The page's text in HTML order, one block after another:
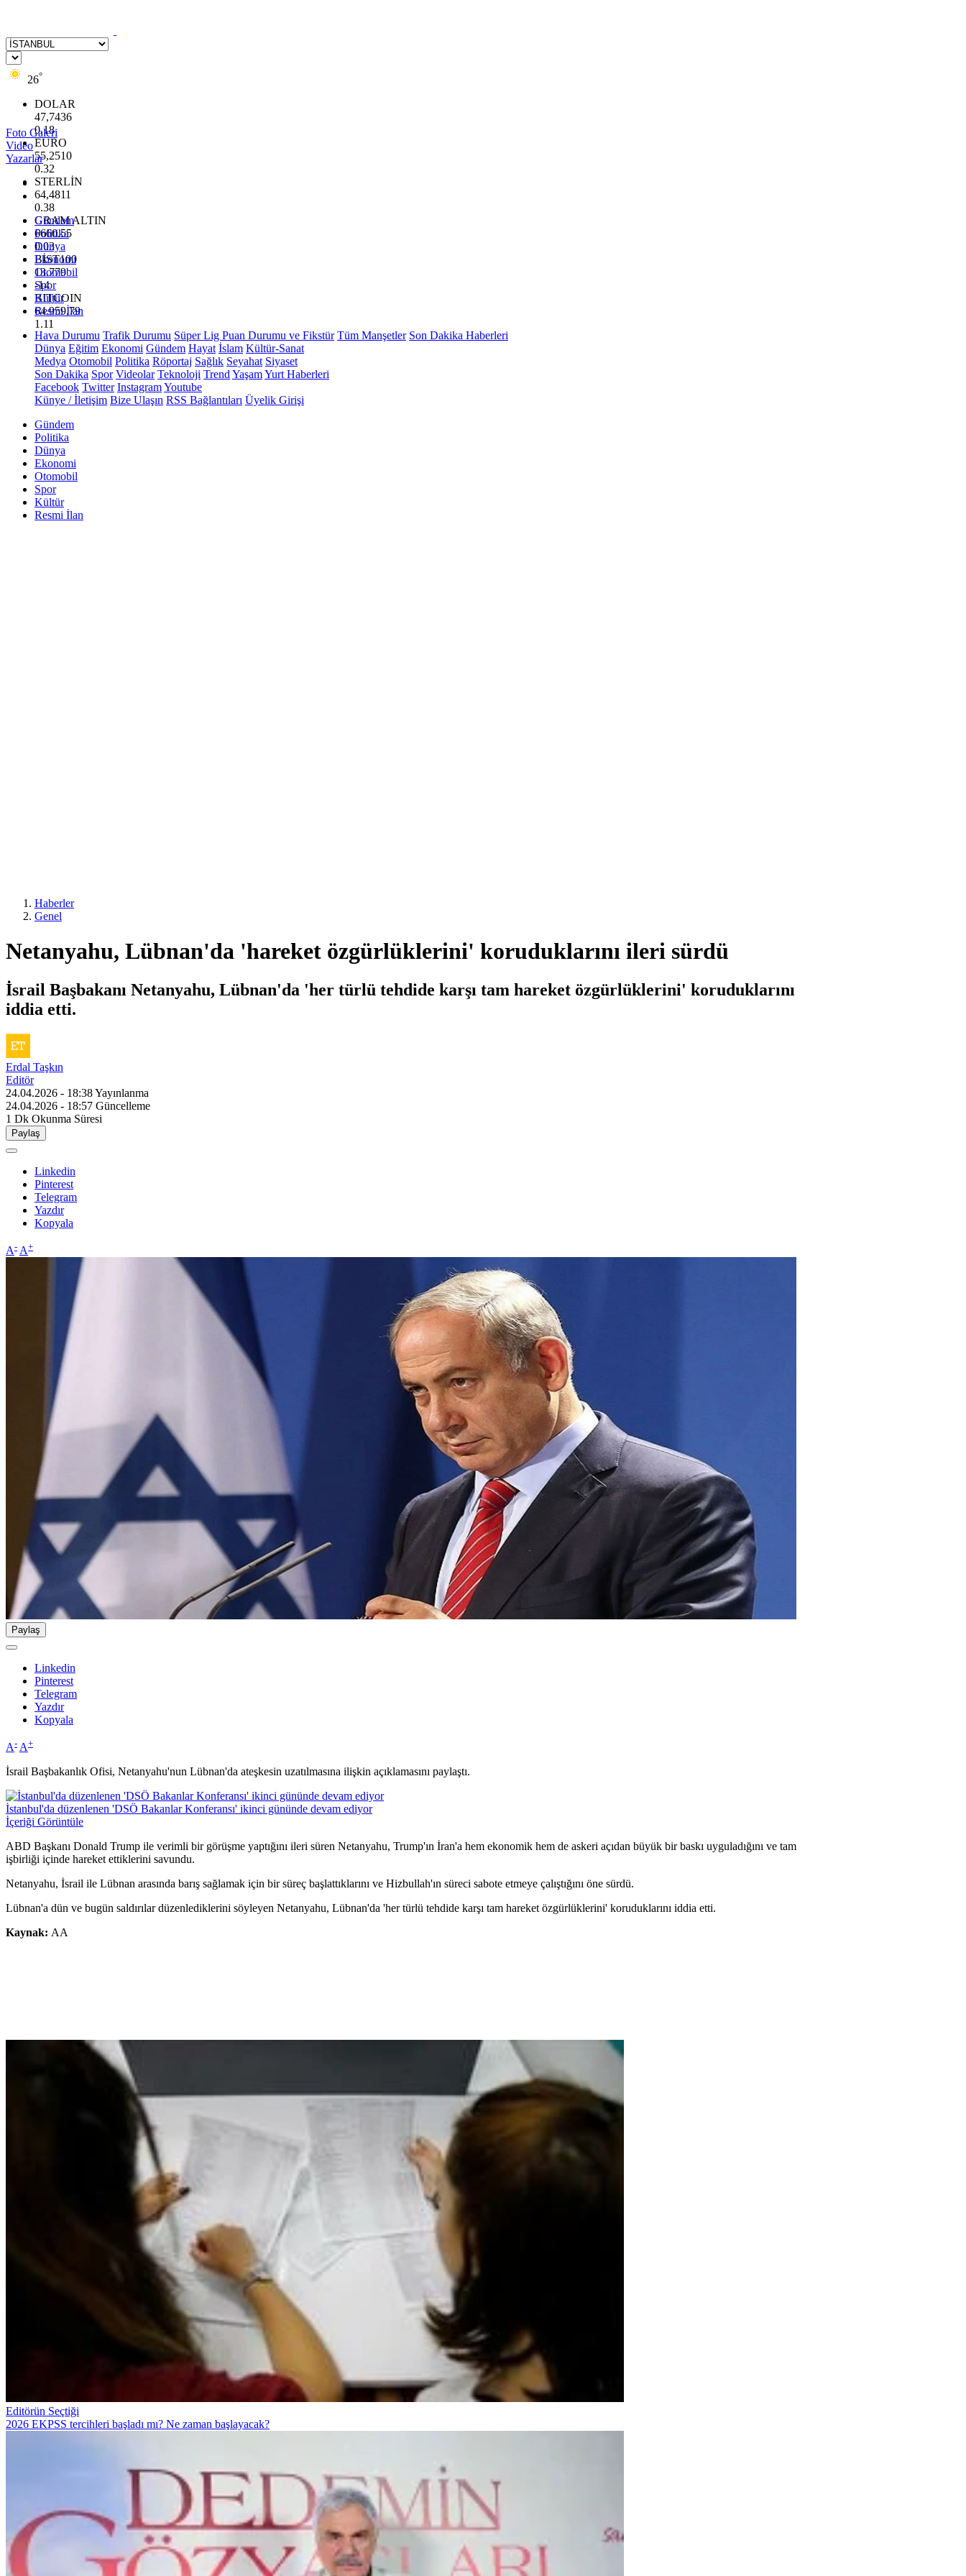
26°
DOLAR
47,7436
0.18
EURO
55,2510
0.32
STERLİN
64,4811
0.38
GRAM ALTIN
6660.55
0.03
BİST100
13.779
-14
BITCOIN
64.959,79
1.11
Foto Galeri
Video
Yazarlar
Gündem
Politika
Dünya
Ekonomi
Otomobil
Spor
Kültür
Resmi İlan
Hava Durumu Trafik Durumu Süper Lig Puan Durumu ve Fikstür Tüm Manşetler Son Dakika Haberleri
Dünya Eğitim Ekonomi Gündem Hayat İslam Kültür-Sanat
Medya Otomobil Politika Röportaj Sağlık Seyahat Siyaset
Son Dakika Spor Videolar Teknoloji Trend YaşamYurt Haberleri
Facebook Twitter InstagramYoutube
Künye / İletişim Bize Ulaşın RSS Bağlantıları Üyelik Girişi
Gündem
Politika
Dünya
Ekonomi
Otomobil
Spor
Kültür
Resmi İlan
Haberler
Genel
Netanyahu, Lübnan'da 'hareket özgürlüklerini' koruduklarını ileri sürdü
İsrail Başbakanı Netanyahu, Lübnan'da 'her türlü tehdide karşı tam hareket özgürlüklerini' koruduklarını
iddia etti.
Erdal Taşkın
Editör
24.04.2026 - 18:38Yayınlanma
24.04.2026 - 18:57 Güncelleme
1 Dk Okunma Süresi
Paylaş
Linkedin
Pinterest
Telegram
Yazdır
Kopyala
A- A+
Paylaş
Linkedin
Pinterest
Telegram
Yazdır
Kopyala
A- A+
İsrail Başbakanlık Ofisi, Netanyahu'nun Lübnan'da ateşkesin uzatılmasına ilişkin açıklamasını paylaştı.
İstanbul'da düzenlenen 'DSÖ Bakanlar Konferansı' ikinci gününde devam ediyor
İçeriği Görüntüle
ABD Başkanı Donald Trump ile verimli bir görüşme yaptığını ileri süren Netanyahu, Trump'ın İran'a hem ekonomik hem de askeri açıdan büyük bir baskı uyguladığını ve tam
işbirliği içinde hareket ettiklerini savundu.
Netanyahu, İsrail ile Lübnan arasında barış sağlamak için bir süreç başlattıklarını ve Hizbullah'ın süreci sabote etmeye çalıştığını öne sürdü.
Lübnan'a dün ve bugün saldırılar düzenlediklerini söyleyen Netanyahu, Lübnan'da 'her türlü tehdide karşı tam hareket özgürlüklerini' koruduklarını iddia etti.
Kaynak: AA
Editörün Seçtiği
2026 EKPSS tercihleri başladı mı? Ne zaman başlayacak?